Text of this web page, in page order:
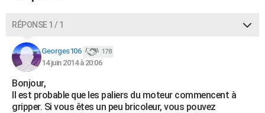
S'inscrire
Se connecter
Lycées
Collèges
Primaires
Universités
Entreprises
Service militaire
Avis de recherche
AVIS DE DÉCÈS
FORUM
Bricolage
Lifestyle
Culture
Sport
Auto
Television
Voyage
Cinema
RÉPONSE 1 / 1
Georges106 178
14 juin 2014 à 20:06
Bonjour,
Il est probable que les paliers du moteur commencent à
gripper. Si vous êtes un peu bricoleur, vous pouvez